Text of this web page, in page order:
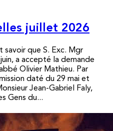
juillet 2026
savoir que S. Exc. Mgr
a accepté la demande
Olivier Mathieu. Par
daté du 29 mai et
Jean-Gabriel Faly,
Gens du...